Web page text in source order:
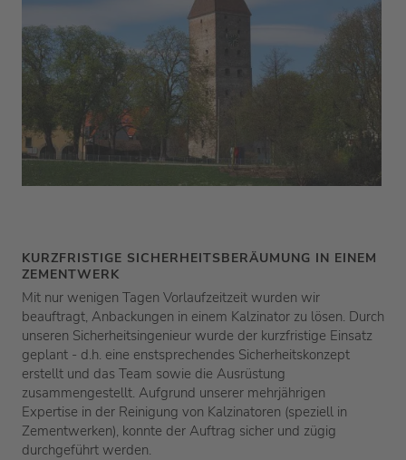
KURZFRISTIGE SICHERHEITSBERÄUMUNG IN EINEM
ZEMENTWERK
Mit nur wenigen Tagen Vorlaufzeitzeit wurden wir
beauftragt, Anbackungen in einem Kalzinator zu lösen. Durch
unseren Sicherheitsingenieur wurde der kurzfristige Einsatz
geplant - d.h. eine enstsprechendes Sicherheitskonzept
erstellt und das Team sowie die Ausrüstung
zusammengestellt. Aufgrund unserer mehrjährigen
Expertise in der Reinigung von Kalzinatoren (speziell in
Zementwerken), konnte der Auftrag sicher und zügig
durchgeführt werden.